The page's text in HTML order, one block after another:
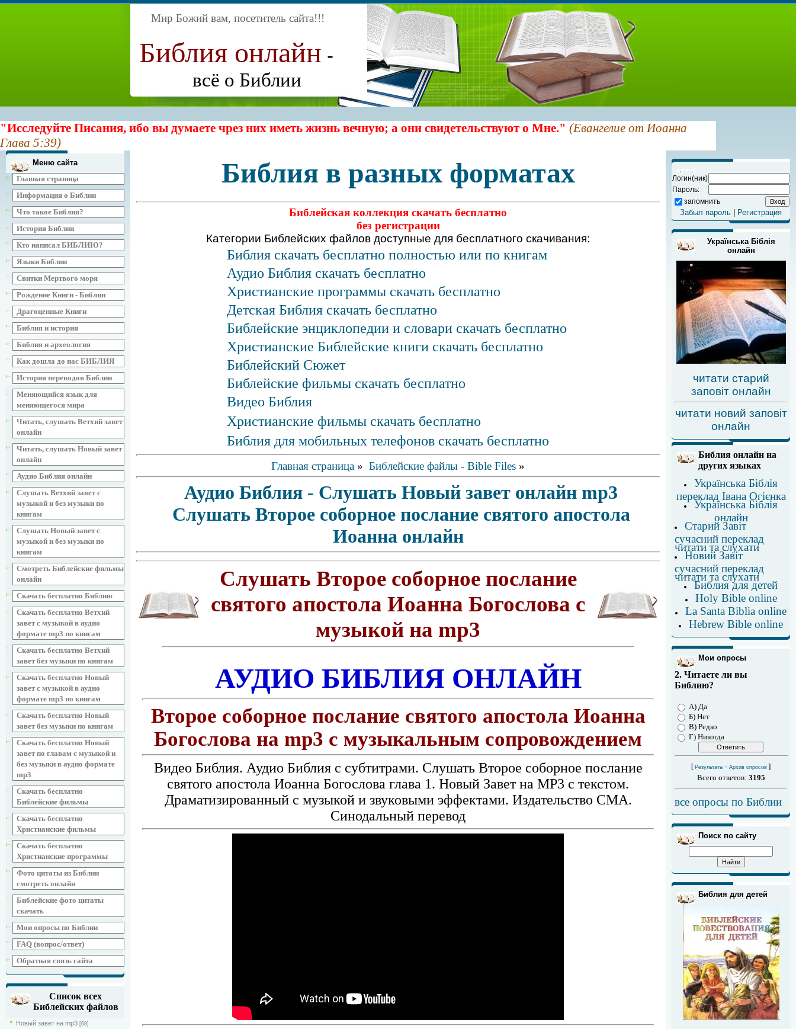
Мир Божий вам, посетитель сайта!!!
Библия онлайн -
всё о Библии
"Исследуйте Писания, ибо вы думаете чрез них иметь жизнь вечную; а они свидетельствуют о Мне." (Евангелие от Иоанна
Глава 5:39)
Меню сайта
Главная страница
Информация о Библии
Что такое Библия?
История Библии
Кто написал БИБЛИЮ?
Языки Библии
Свитки Мертвого моря
Рождение Книги - Библии
Драгоценные Книги
Библия и история
Библия и археология
Как дошла до нас БИБЛИЯ
История переводов Библии
Меняющийся язык для
меняющегося мира
Читать, слушать Ветхий завет
онлайн
Читать, слушать Новый завет
онлайн
Аудио Библия онлайн
Слушать Ветхий завет с
музыкой и без музыки по
книгам
Слушать Новый завет с
музыкой и без музыки по
книгам
Смотреть Библейские фильмы
онлайн
Скачать бесплатно Библию
Скачать бесплатно Ветхий
завет с музыкой в аудио
формате mp3 по книгам
Скачать бесплатно Ветхий
завет без музыки по книгам
Скачать бесплатно Новый
завет с музыкой в аудио
формате mp3 по книгам
Скачать бесплатно Новый
завет без музыки по книгам
Скачать бесплатно Новый
завет по главам с музыкой и
без музыки в аудио формате
mp3
Скачать бесплатно
Библейские фильмы
Скачать бесплатно
Христианские фильмы
Скачать бесплатно
Христианские программы
Фото цитаты из Библии
смотреть онлайн
Библейские фото цитаты
скачать
Мои опросы по Библии
FAQ (вопрос/ответ)
Обратная связь сайта
Список всех
Библейских файлов
Новый завет на mp3 [68]
Библия в разных форматах
Библейская коллекция скачать бесплатно
без регистрации
Категории Библейских файлов доступные для бесплатного скачивания:
Библия скачать бесплатно полностью или по книгам
Аудио Библия скачать бесплатно
Христианские программы скачать бесплатно
Детская Библия скачать бесплатно
Библейские энциклопедии и словари скачать бесплатно
Христианские Библейские книги скачать бесплатно
Библейский Сюжет
Библейские фильмы скачать бесплатно
Видео Библия
Христианские фильмы скачать бесплатно
Библия для мобильных телефонов скачать бесплатно
Главная страница » Библейские файлы - Bible Files »
Аудио Библия - Слушать Новый завет онлайн mp3
Слушать Второе соборное послание святого апостола
Иоанна онлайн
Слушать Второе соборное послание
святого апостола Иоанна Богослова с
музыкой на mp3
АУДИО БИБЛИЯ ОНЛАЙН
Второе соборное послание святого апостола Иоанна
Богослова на mp3 с музыкальным сопровождением
Видео Библия. Аудио Библия с субтитрами. Слушать Второе соборное послание
святого апостола Иоанна Богослова глава 1. Новый Завет на MP3 с текстом.
Драматизированный с музыкой и звуковыми эффектами. Издательство СМА.
Синодальный перевод
Логин(ник)
Пароль:
запомнить
Забыл пароль Регистрация
Українська Біблія
онлайн
читати старий
заповіт онлайн
читати новий заповіт
онлайн
Библия онлайн на
других языках
Українська Біблія
переклад Івана Огієнка
Українська Біблія
онлайн
Старий Завіт
сучасний переклад
читати та слухати
Новий Завіт
сучасний переклад
читати та слухати
Библия для детей
Holy Bible online
La Santa Biblia online
Hebrew Bible online
Мои опросы
2. Читаете ли вы
Библию?
А) Да
Б) Нет
В) Редко
Г) Никогда
[ Результаты · Архив опросов ]
Всего ответов: 3195
все опросы по Библии
Поиск по сайту
Библия для детей